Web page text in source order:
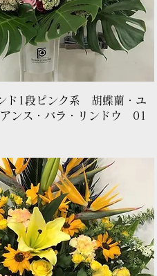
クイックビュー
ド1段ピンク系 胡蝶蘭・ユ
アンス・バラ・リンドウ 01